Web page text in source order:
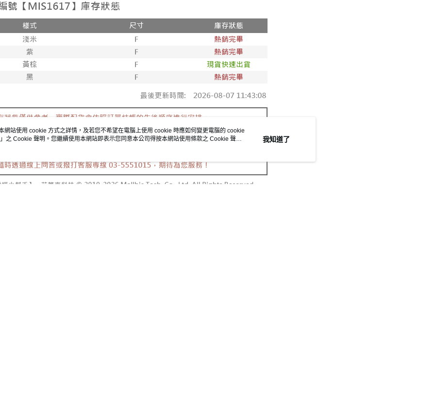
【宇迅國際】限一般住址，不支援智能櫃
網站使用 cookie 方式之詳情，及若您不希望在電腦上使用 cookie 時應如何變更電腦的 cookie
」之 Cookie 聲明。您繼續使用本網站即表示您同意本公司得按本網站使用條款之 Cookie 聲明
我知道了